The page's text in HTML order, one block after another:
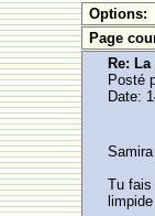
Options:
Page
Re:
Posté
Date:
Samira
Tu fais